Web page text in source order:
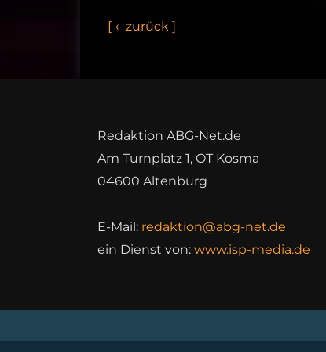
[ ← zur ück ]
Redaktion ABG-Net.de
Am Turnplatz 1, OT Kosma
04600 Altenburg
E-Mail: redaktion@abg-net.de
ein Dienst von: www.isp-media.de